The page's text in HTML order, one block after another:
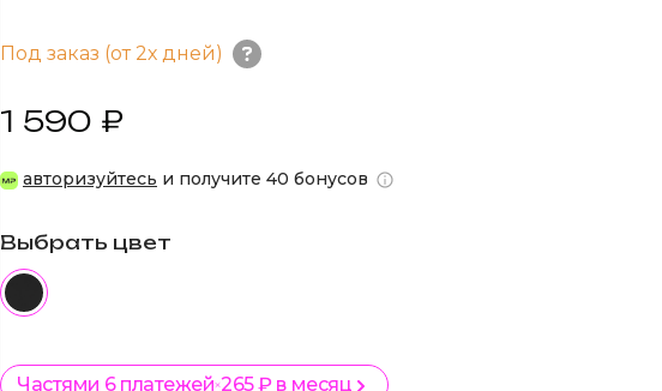
Под заказ (от 2х дней)
1 590 ₽
авторизуйтесь и получите 40 бонусов
Выбрать цвет
Частями 6 платежей 265 ₽ в месяц